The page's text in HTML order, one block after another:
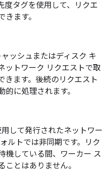
度タグを使用して、リクエ
ます。
ッシュまたはディスク キ
ットワーク リクエストで取
きます。後続のリクエスト
に処理されます。
して発行されたネットワー
ルトでは非同期です。リク
機している間、ワーカー ス
ことはありません。